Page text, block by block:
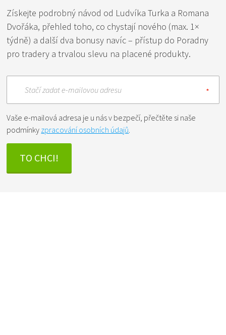
Získejte podrobný návod od Ludvíka Turka a Romana
Dvořáka, přehled toho, co chystají nového (max. 1×
týdně) a další dva bonusy navíc – přístup do Poradny
pro tradery a trvalou slevu na placené produkty.
Stačí zadat e-mailovou adresu
Vaše e-mailová adresa je u nás v bezpečí, přečtěte si naše
podmínky zpracování osobních údajů.